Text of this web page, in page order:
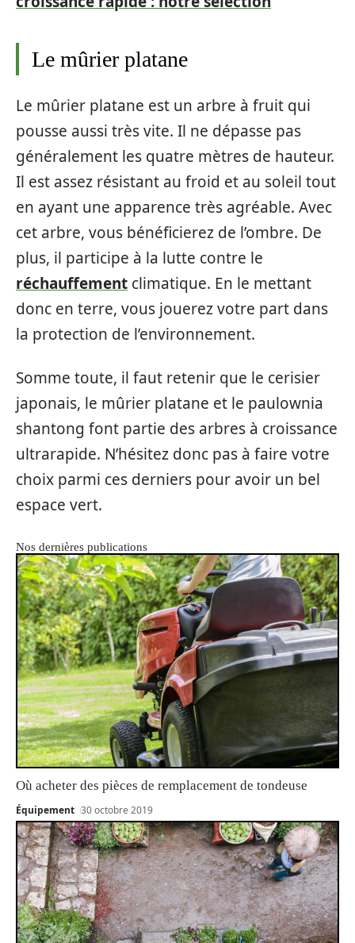
Le mûrier platane
Le mûrier platane est un arbre à fruit qui
pousse aussi très vite. Il ne dépasse pas
généralement les quatre mètres de hauteur.
Il est assez résistant au froid et au soleil tout
en ayant une apparence très agréable. Avec
cet arbre, vous bénéficierez de l’ombre. De
plus, il participe à la lutte contre le
réchauffement climatique. En le mettant
donc en terre, vous jouerez votre part dans
la protection de l’environnement.
Somme toute, il faut retenir que le cerisier
japonais, le mûrier platane et le paulownia
shantong font partie des arbres à croissance
ultrarapide. N’hésitez donc pas à faire votre
choix parmi ces derniers pour avoir un bel
espace vert.
Nos dernières publications
Où acheter des pièces de remplacement de tondeuse
Équipement 30 octobre 2019